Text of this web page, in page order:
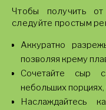
Чтобы получить
следуйте простым
Аккуратно
позволяя крему
Сочетайте сыр
небольших порциях,
Наслаждайтесь